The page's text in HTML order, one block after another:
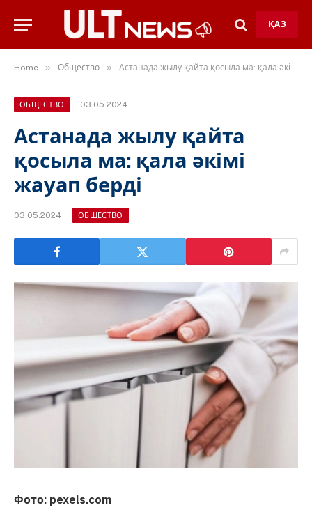
ҚАЗ
Home » Общество » Астанада жылу қайта қосыла ма: қала әкімі жауап берді
ОБЩЕСТВО 03.05.2024
Астанада жылу қайта
қосыла ма: қала әкімі
жауап берді
03.05.2024 ОБЩЕСТВО
Фото: pexels.com